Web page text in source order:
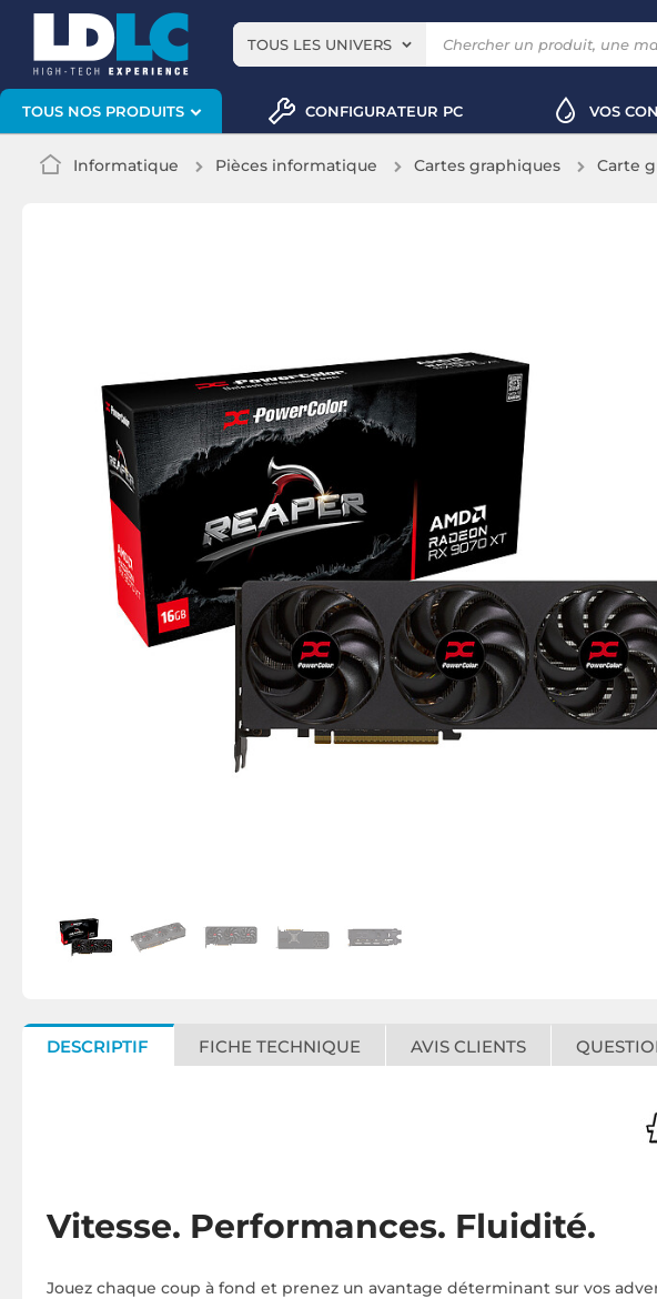
TOUS LES UNIVERS
TOUS NOS PRODUITS CONFIGURATEUR PC VOS
Informatique Pièces informatique Cartes graphiques Carte
DESCRIPTIF FICHE TECHNIQUE AVIS CLIENTS
Vitesse. Performances. Fluidité.
Jouez chaque coup à fond et prenez un avantage déterminant sur vos